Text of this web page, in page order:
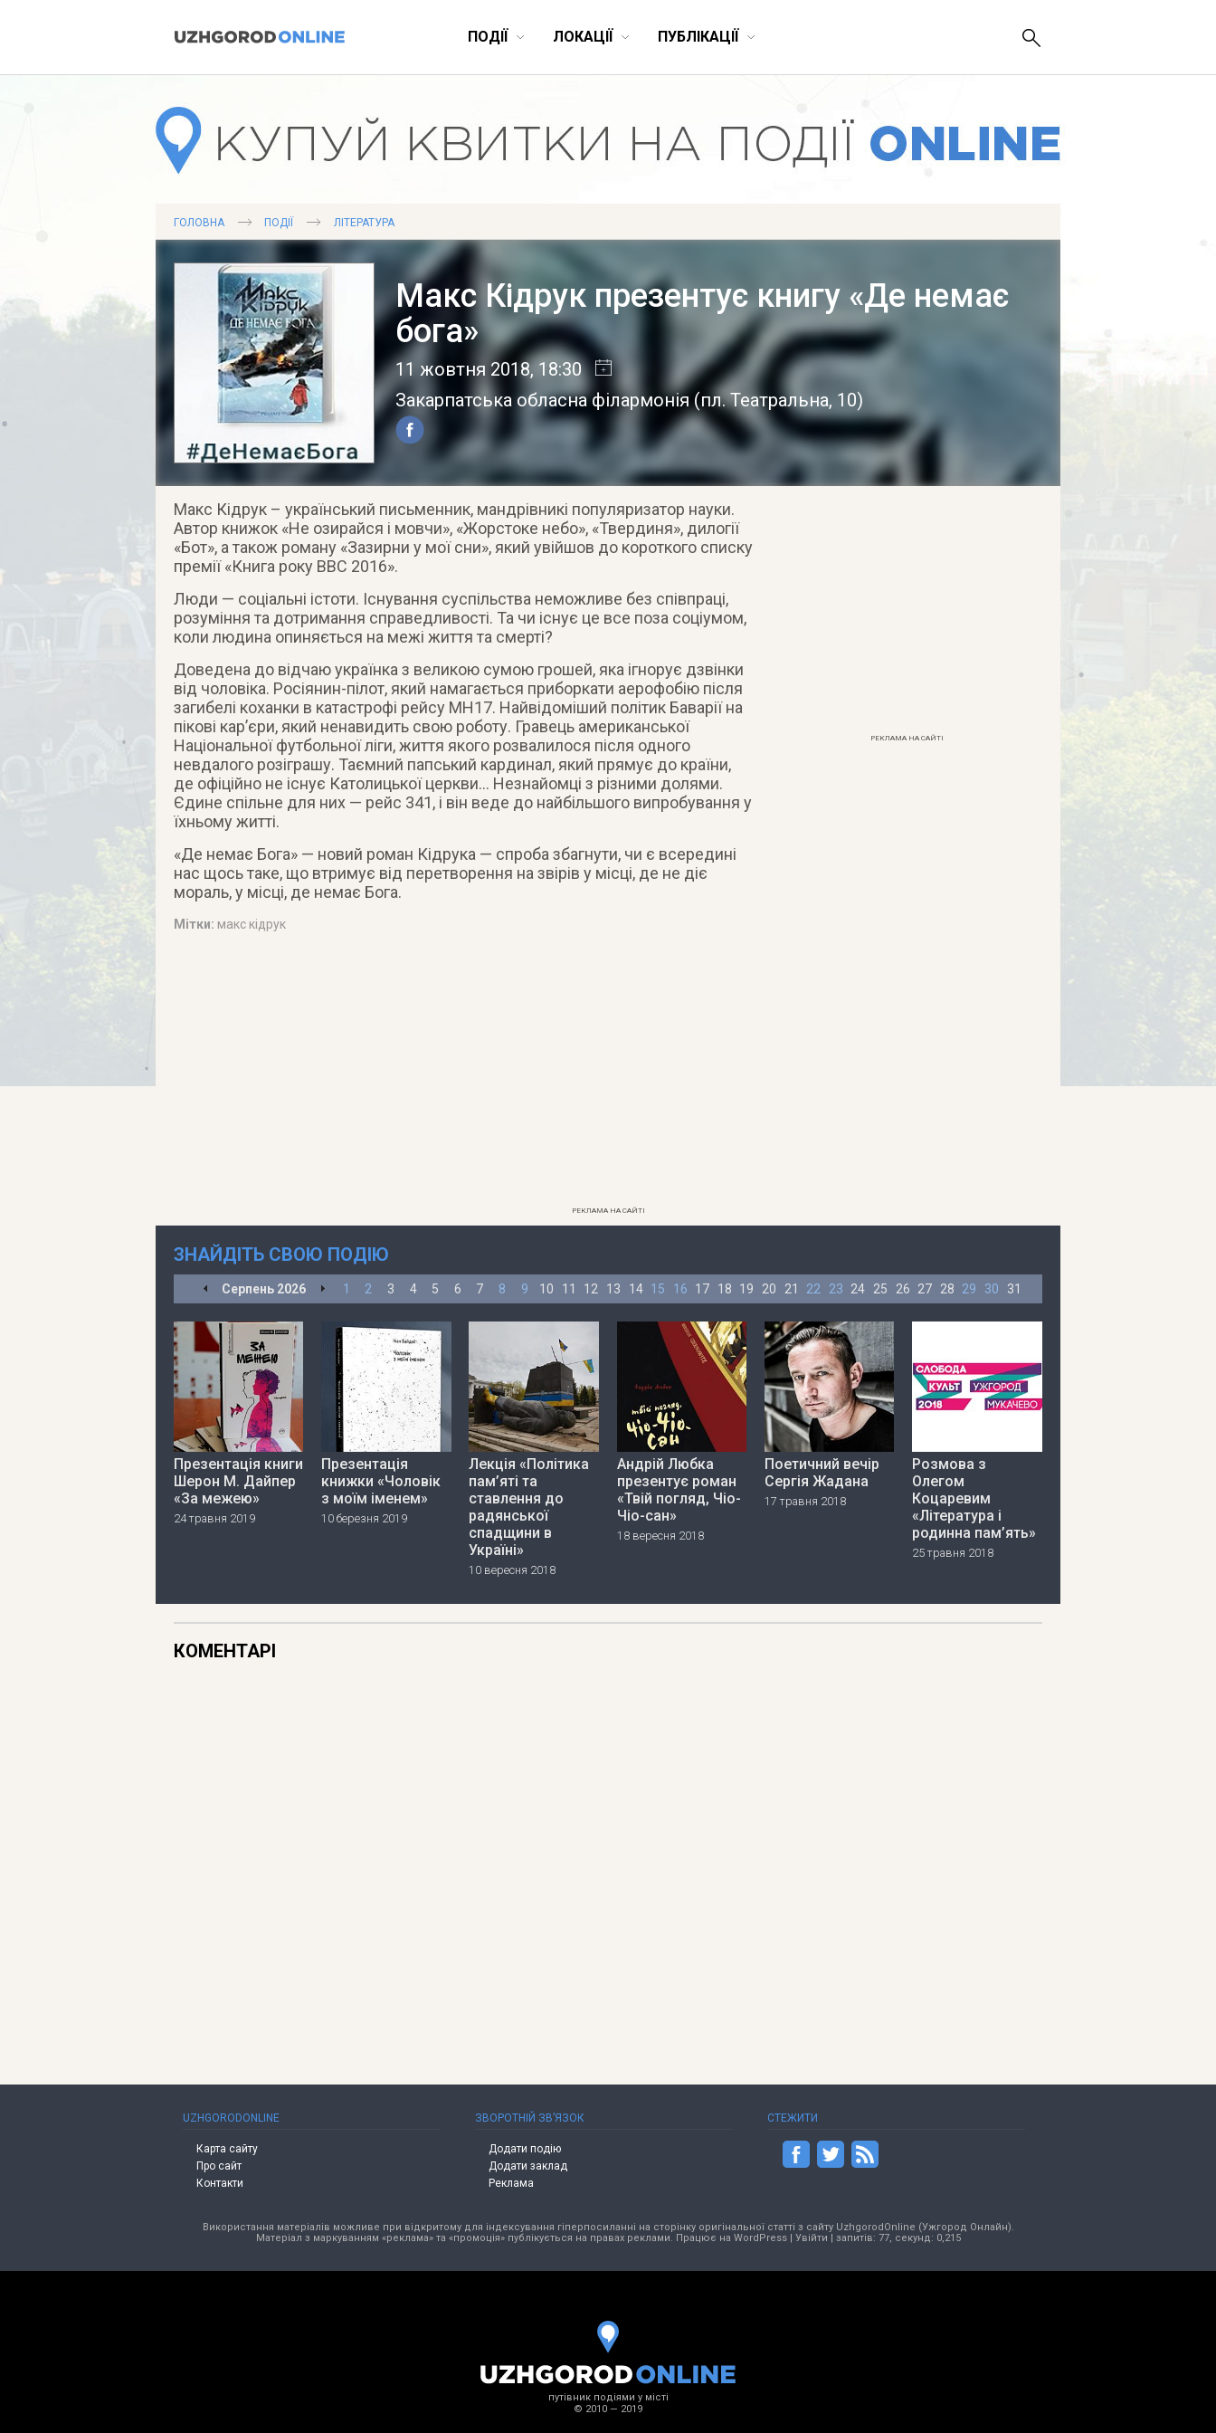
ПОДІЇ ЛОКАЦІЇ ПУБЛІКАЦІЇ
ГОЛОВНА ПОДІЇ ЛІТЕРАТУРА
Макс Кідрук презентує книгу «Де немає
бога»
11 жовтня 2018, 18:30
Закарпатська обласна філармонія (пл. Театральна, 10)
Макс Кідрук – український письменник, мандрівникі популяризатор науки.
Автор книжок «Не озирайся і мовчи», «Жорстоке небо», «Твердиня», дилогії
«Бот», а також роману «Зазирни у мої сни», який увійшов до короткого списку
премії «Книга року ВВС 2016».
Люди — соціальні істоти. Існування суспільства неможливе без співпраці,
розуміння та дотримання справедливості. Та чи існує це все поза соціумом,
коли людина опиняється на межі життя та смерті?
Доведена до відчаю українка з великою сумою грошей, яка ігнорує дзвінки
від чоловіка. Росіянин-пілот, який намагається приборкати аерофобію після
загибелі коханки в катастрофі рейсу MH17. Найвідоміший політик Баварії на
пікові кар’єри, який ненавидить свою роботу. Гравець американської
Національної футбольної ліги, життя якого розвалилося після одного
невдалого розіграшу. Таємний папський кардинал, який прямує до країни,
де офіційно не існує Католицької церкви… Незнайомці з різними долями.
Єдине спільне для них — рейс 341, і він веде до найбільшого випробування у
їхньому житті.
«Де немає Бога» — новий роман Кідрука — спроба збагнути, чи є всередині
нас щось таке, що втримує від перетворення на звірів у місці, де не діє
мораль, у місці, де немає Бога.
Мітки: макс кідрук
РЕКЛАМА НА САЙТІ
РЕКЛАМА НА САЙТІ
ЗНАЙДІТЬ СВОЮ ПОДІЮ
Серпень 2026 1 2 3 4 5 6 7 8 9 10 11 12 13 14 15 16 17 18 19 20 21 22 23 24 25 26 27 28 29 30 31
Презентація книги
Шерон М. Дайпер
«За межею»
24 травня 2019
Презентація
книжки «Чоловік
з моїм іменем»
10 березня 2019
Лекція «Політика
пам’яті та
ставлення до
радянської
спадщини в
Україні»
10 вересня 2018
Андрій Любка
презентує роман
«Твій погляд, Чіо-
Чіо-сан»
18 вересня 2018
Поетичний вечір
Сергія Жадана
17 травня 2018
Розмова з
Олегом
Коцаревим
«Література і
родинна пам’ять»
25 травня 2018
КОМЕНТАРІ
UZHGORODONLINE
Карта сайту
Про сайт
Контакти
ЗВОРОТНІЙ ЗВ’ЯЗОК
Додати подію
Додати заклад
Реклама
СТЕЖИТИ
Використання матеріалів можливе при відкритому для індексування гіперпосиланні на сторінку оригінальної статті з сайту UzhgorodOnline (Ужгород Онлайн).
Матеріал з маркуванням «реклама» та «промоція» публікується на правах реклами. Працює на WordPress| Увійти | запитів: 77, секунд: 0,215
путівник подіями у місті
© 2010 — 2019